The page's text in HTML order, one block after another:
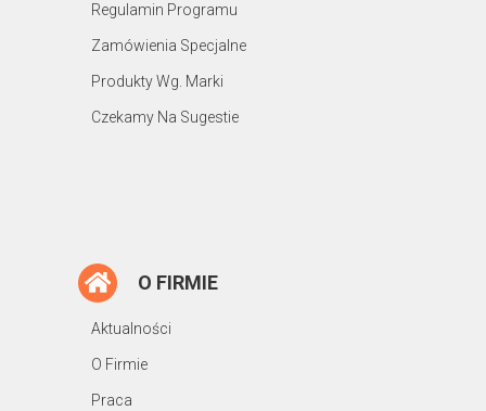
Regulamin Programu
Zamówienia Specjalne
Produkty Wg. Marki
Czekamy Na Sugestie
O FIRMIE
Aktualności
O Firmie
Praca